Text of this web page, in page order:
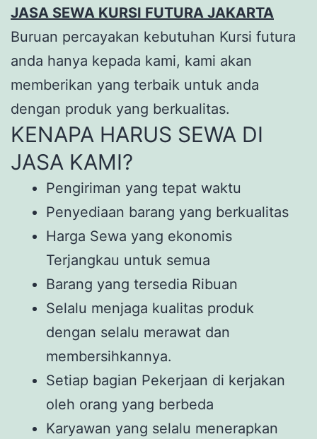
JASA SEWA KURSI FUTURA JAKARTA
Buruan percayakan kebutuhan Kursi futura
anda hanya kepada kami, kami akan
memberikan yang terbaik untuk anda
dengan produk yang berkualitas.
KENAPA HARUS SEWA DI
JASA KAMI?
Pengiriman yang tepat waktu
Penyediaan barang yang berkualitas
Harga Sewa yang ekonomis
Terjangkau untuk semua
Barang yang tersedia Ribuan
Selalu menjaga kualitas produk
dengan selalu merawat dan
membersihkannya.
Setiap bagian Pekerjaan di kerjakan
oleh orang yang berbeda
Karyawan yang selalu menerapkan